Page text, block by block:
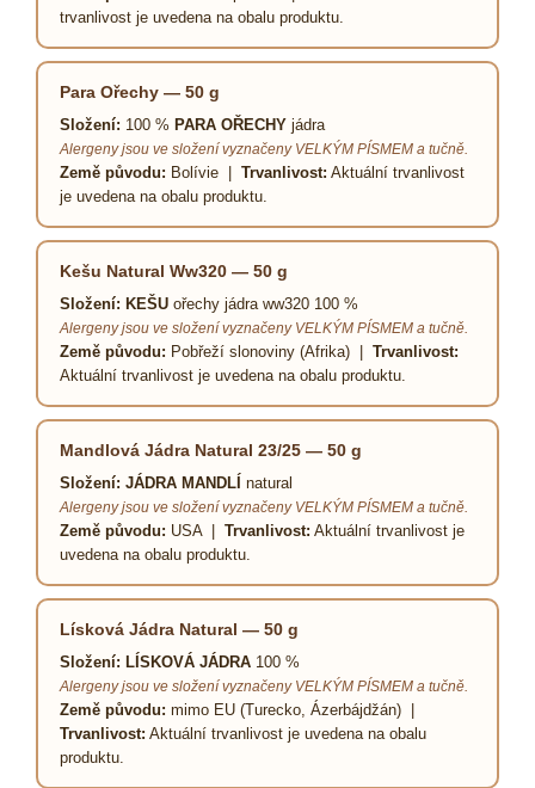
trvanlivost je uvedena na obalu produktu.
Para Ořechy — 50 g
Složení: 100 % PARA OŘECHYjádra
Alergeny jsou ve složení vyznačeny VELKÝM PÍSMEM a tučně.
Země původu: Bolívie | Trvanlivost: Aktuální trvanlivost
je uvedena na obalu produktu.
Kešu Natural Ww320 — 50 g
Složení: KEŠUořechy jádra ww320 100 %
Alergeny jsou ve složení vyznačeny VELKÝM PÍSMEM a tučně.
Země původu: Pobřeží slonoviny (Afrika) | Trvanlivost:
Aktuální trvanlivost je uvedena na obalu produktu.
Mandlová Jádra Natural 23/25 — 50 g
Složení: JÁDRA MANDLÍ natural
Alergeny jsou ve složení vyznačeny VELKÝM PÍSMEM a tučně.
Země původu: USA | Trvanlivost: Aktuální trvanlivost je
uvedena na obalu produktu.
Lísková Jádra Natural — 50 g
Složení: LÍSKOVÁ JÁDRA100 %
Alergeny jsou ve složení vyznačeny VELKÝM PÍSMEM a tučně.
Země původu: mimo EU (Turecko, Ázerbájdžán) |
Trvanlivost: Aktuální trvanlivost je uvedena na obalu
produktu.